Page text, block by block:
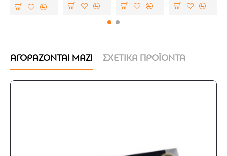
ΑΓΟΡΑΖΟΝΤΑΙ ΜΑΖΙ ΣΧΕΤΙΚΑ ΠΡΟΪΟΝΤΑ